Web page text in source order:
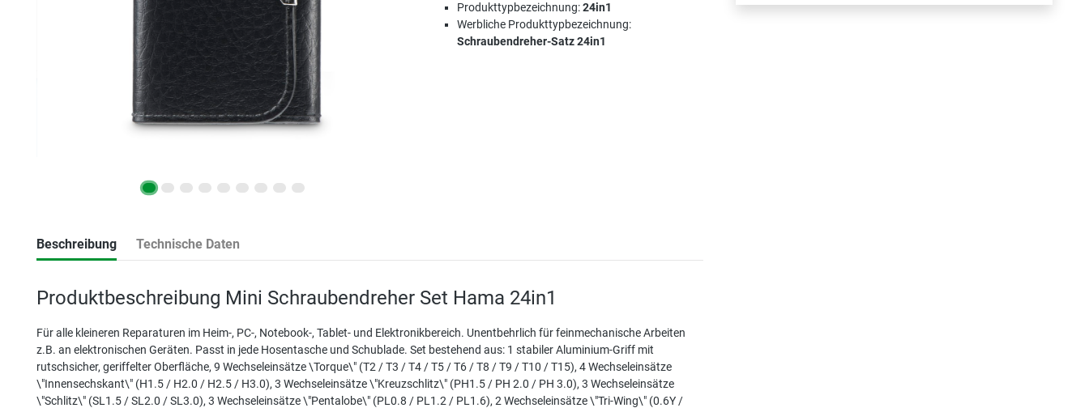
Produkttypbezeichnung:24in1
Werbliche Produkttypbezeichnung:
Schraubendreher-Satz 24in1
Beschreibung Technische Daten
Produktbeschreibung Mini Schraubendreher Set Hama 24in1
Für alle kleineren Reparaturen im Heim-, PC-, Notebook-, Tablet- und Elektronikbereich. Unentbehrlich für feinmechanische Arbeiten
z.B. an elektronischen Geräten. Passt in jede Hosentasche und Schublade. Set bestehend aus: 1 stabiler Aluminium-Griff mit
rutschsicher, geriffelter Oberfläche, 9 Wechseleinsätze \Torque\" (T2 / T3 / T4 / T5 / T6 / T8 / T9 / T10 / T15), 4 Wechseleinsätze
\"Innensechskant\" (H1.5 / H2.0 / H2.5 / H3.0), 3 Wechseleinsätze \"Kreuzschlitz\" (PH1.5 / PH 2.0 / PH 3.0), 3 Wechseleinsätze
\"Schlitz\" (SL1.5 / SL2.0 / SL3.0), 3 Wechseleinsätze \"Pentalobe\" (PL0.8 / PL1.2 / PL1.6), 2 Wechseleinsätze \"Tri-Wing\" (0.6Y /